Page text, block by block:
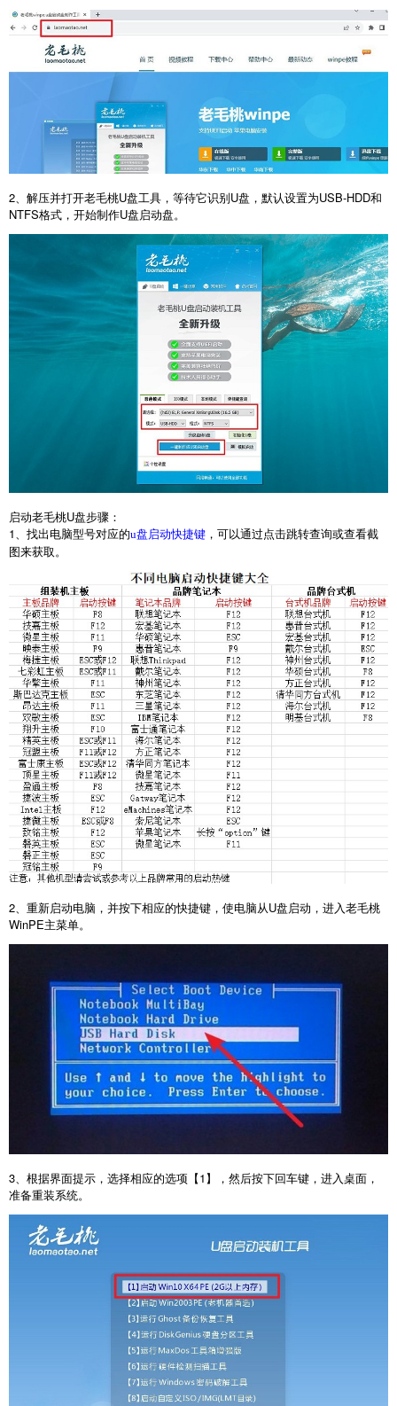
2 、解压并打开老毛桃U盘工具，等待它识别U盘，默认设置为USB-HDD和
NTFS格式，开始制作U盘启动盘。
启动老毛桃U盘步骤：
1
、找出电脑型号对应的u盘启动快捷键 ，可以通过点击跳转查询或查看截
图来获取。
2、重新启动电脑，并按下相应的快捷键，使电脑从U盘启动，进入老毛桃
WinPE主菜单。
3、根据界面提示，选择相应的选项【1】，然后按下回车键，进入桌面，
准备重装系统。